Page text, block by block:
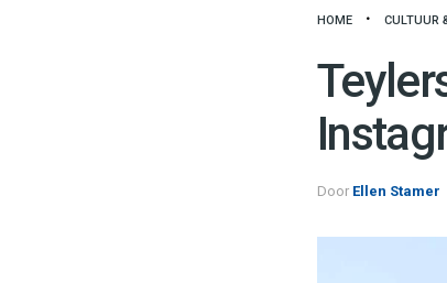
HOME CULTUUR
Door Ellen Stamer